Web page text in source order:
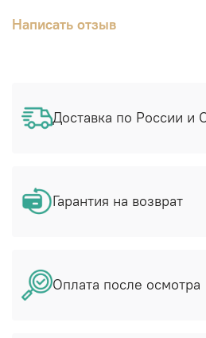
Написать отзыв
Доставка по России и
Гарантия на возврат
Оплата после осмотра